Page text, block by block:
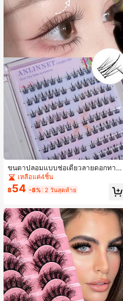
ขนตาปลอมแบบช่อเดี่ยวลายดอกทานต
ะวัน 10 แถว ไม่ต้องใช้กาว ทรง C Curli
ng 8-12 มม. ลุคธรรมชาติ น้ำหนักเบา
พิเศษ ใช้ซ้ำได้ ติดทนนาน กันน้ำ สำหรั
เหลือแค่4ชิ้น
฿54 -8% 2 วันสุดท้าย